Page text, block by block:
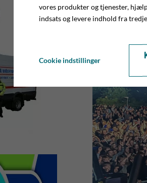
vores produkter og tjenester,
indsats og levere indhold fra
Cookie indstillinger